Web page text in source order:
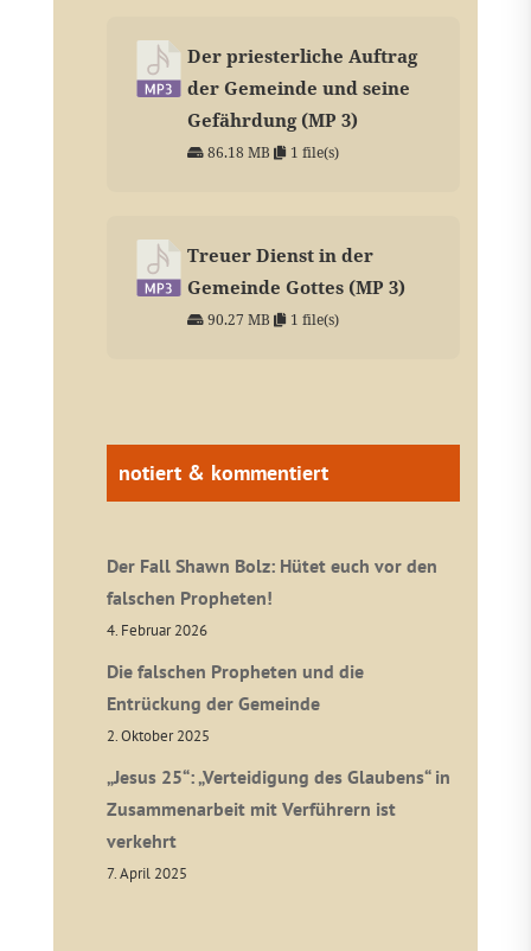
Der priesterliche Auftrag
der Gemeinde und seine
Gefährdung (MP 3)
86.18 MB 1 file(s)
Treuer Dienst in der
Gemeinde Gottes (MP 3)
90.27 MB 1 file(s)
notiert & kommentiert
Der Fall Shawn Bolz: Hütet euch vor den
falschen Propheten!
4. Februar 2026
Die falschen Propheten und die
Entrückung der Gemeinde
2. Oktober 2025
„Jesus 25“: „Verteidigung des Glaubens“ in
Zusammenarbeit mit Verführern ist
verkehrt
7. April 2025